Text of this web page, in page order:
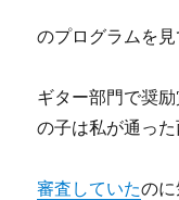
のプログラムを
ギター部門で奨
の子は私が通っ
審査していたのに